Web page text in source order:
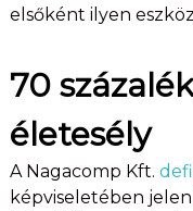
elsőként ilyen
70
életesély
A Nagacomp Kft.
képviseletében